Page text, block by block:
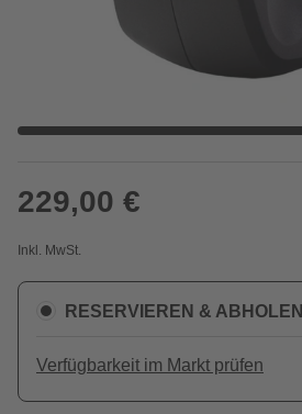
229,00 €
Inkl. MwSt.
RESERVIEREN & ABHOLEN
Verfügbarkeit im Markt prüfen